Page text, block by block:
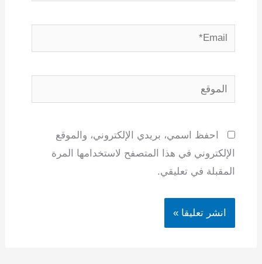
Email*
الموقع
احفظ اسمي، بريدي الإلكتروني، والموقع
الإلكتروني في هذا المتصفح لاستخدامها المرة
المقبلة في تعليقي.